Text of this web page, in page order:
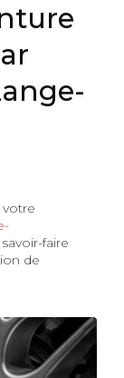
faire
de